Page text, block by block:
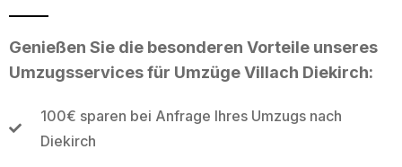
Genießen Sie die besonderen Vorteile unseres
Umzugsservices für Umzüge Villach Diekirch:
100€ sparen bei Anfrage Ihres Umzugs nach
Diekirch